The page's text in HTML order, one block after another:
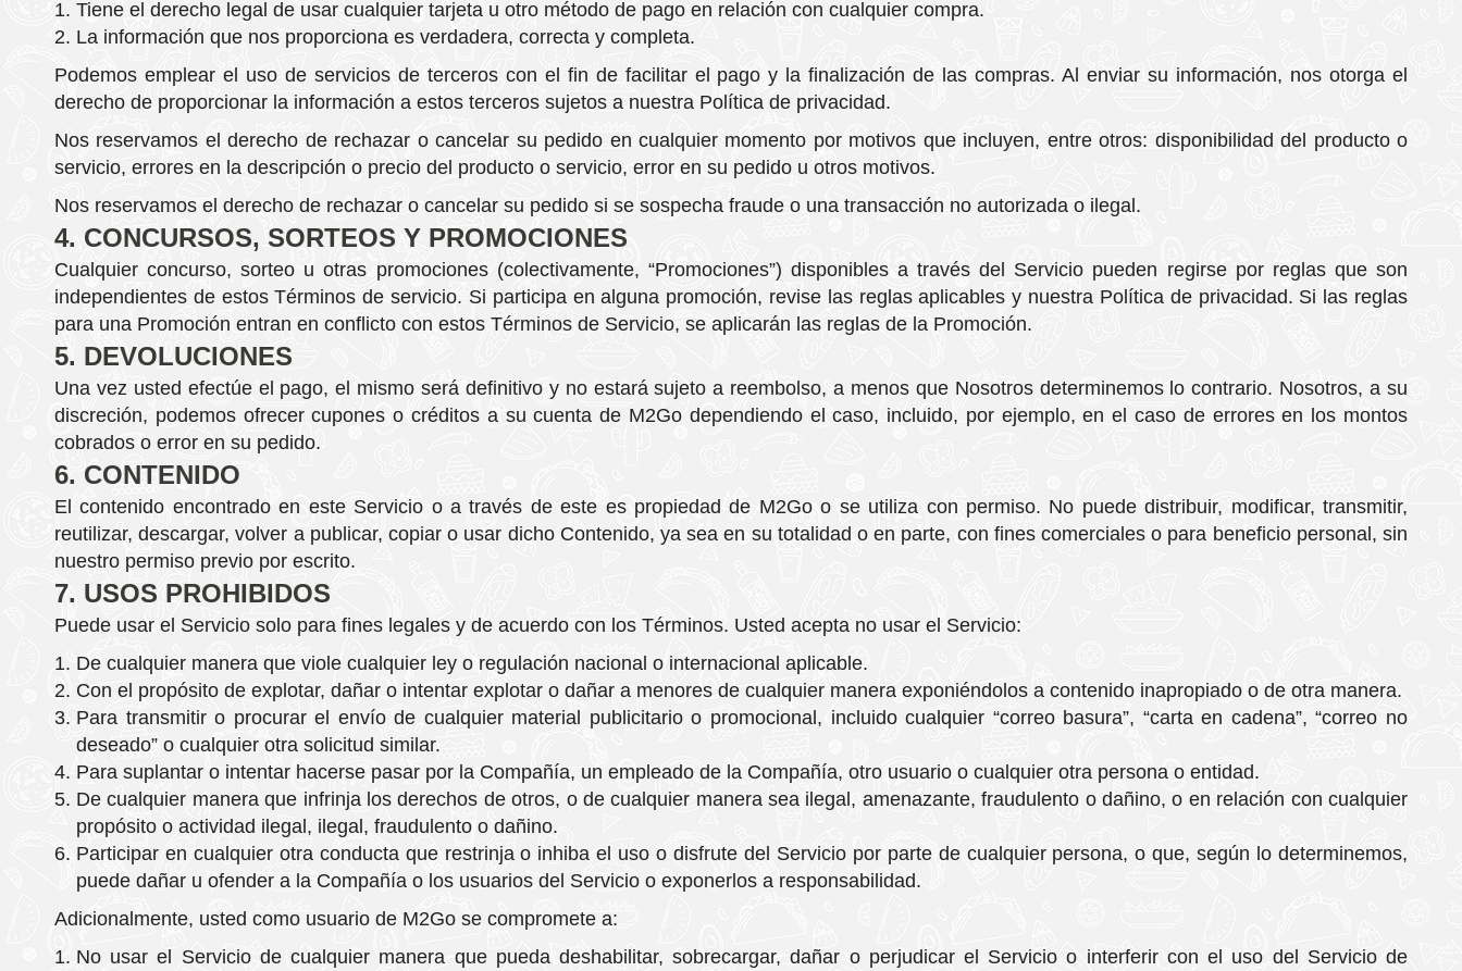
Tiene el derecho legal de usar cualquier tarjeta u otro método de pago en relación con cualquier compra.
La información que nos proporciona es verdadera, correcta y completa.
Podemos emplear el uso de servicios de terceros con el fin de facilitar el pago y la finalización de las compras. Al enviar su información, nos otorga el
derecho de proporcionar la información a estos terceros sujetos a nuestra Política de privacidad.
Nos reservamos el derecho de rechazar o cancelar su pedido en cualquier momento por motivos que incluyen, entre otros: disponibilidad del producto o
servicio, errores en la descripción o precio del producto o servicio, error en su pedido u otros motivos.
Nos reservamos el derecho de rechazar o cancelar su pedido si se sospecha fraude o una transacción no autorizada o ilegal.
4. CONCURSOS, SORTEOS Y PROMOCIONES
Cualquier concurso, sorteo u otras promociones (colectivamente, “Promociones”) disponibles a través del Servicio pueden regirse por reglas que son
independientes de estos Términos de servicio. Si participa en alguna promoción, revise las reglas aplicables y nuestra Política de privacidad. Si las reglas
para una Promoción entran en conflicto con estos Términos de Servicio, se aplicarán las reglas de la Promoción.
5. DEVOLUCIONES
Una vez usted efectúe el pago, el mismo será definitivo y no estará sujeto a reembolso, a menos que Nosotros determinemos lo contrario. Nosotros, a su
discreción, podemos ofrecer cupones o créditos a su cuenta de M2Go dependiendo el caso, incluido, por ejemplo, en el caso de errores en los montos
cobrados o error en su pedido.
6. CONTENIDO
El contenido encontrado en este Servicio o a través de este es propiedad de M2Go o se utiliza con permiso. No puede distribuir, modificar, transmitir,
reutilizar, descargar, volver a publicar, copiar o usar dicho Contenido, ya sea en su totalidad o en parte, con fines comerciales o para beneficio personal, sin
nuestro permiso previo por escrito.
7. USOS PROHIBIDOS
Puede usar el Servicio solo para fines legales y de acuerdo con los Términos. Usted acepta no usar el Servicio:
De cualquier manera que viole cualquier ley o regulación nacional o internacional aplicable.
Con el propósito de explotar, dañar o intentar explotar o dañar a menores de cualquier manera exponiéndolos a contenido inapropiado o de otra manera.
Para transmitir o procurar el envío de cualquier material publicitario o promocional, incluido cualquier “correo basura”, “carta en cadena”, “correo no
deseado” o cualquier otra solicitud similar.
Para suplantar o intentar hacerse pasar por la Compañía, un empleado de la Compañía, otro usuario o cualquier otra persona o entidad.
De cualquier manera que infrinja los derechos de otros, o de cualquier manera sea ilegal, amenazante, fraudulento o dañino, o en relación con cualquier
propósito o actividad ilegal, ilegal, fraudulento o dañino.
Participar en cualquier otra conducta que restrinja o inhiba el uso o disfrute del Servicio por parte de cualquier persona, o que, según lo determinemos,
puede dañar u ofender a la Compañía o los usuarios del Servicio o exponerlos a responsabilidad.
Adicionalmente, usted como usuario de M2Go se compromete a:
No usar el Servicio de cualquier manera que pueda deshabilitar, sobrecargar, dañar o perjudicar el Servicio o interferir con el uso del Servicio de